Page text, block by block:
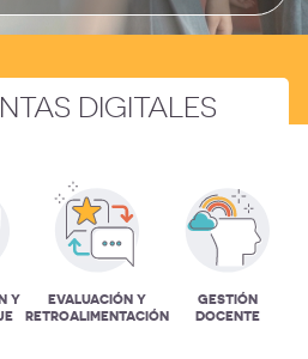
DIGITALES
Y
EVALUACIÓN Y
RETROALIMENTACIÓN
GESTIÓN
DOCENTE